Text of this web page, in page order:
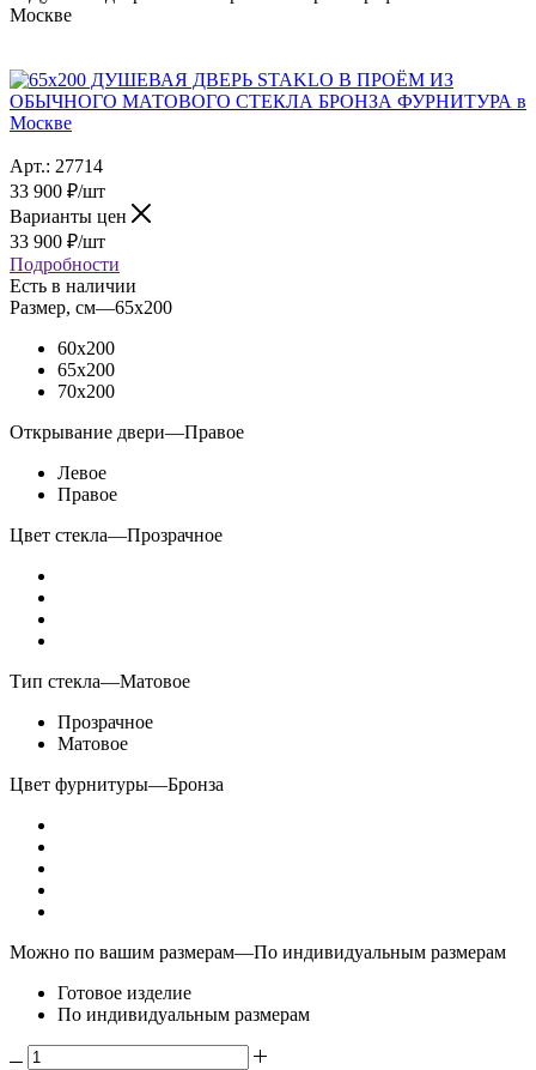
Москве
Арт.: 27714
33 900 ₽/шт
Варианты цен
33 900 ₽/шт
Подробности
Есть в наличии
Размер, см—65x200
60x200
65x200
70x200
Открывание двери—Правое
Левое
Правое
Цвет стекла—Прозрачное
Тип стекла—Матовое
Прозрачное
Матовое
Цвет фурнитуры—Бронза
Можно по вашим размерам—По индивидуальным размерам
Готовое изделие
По индивидуальным размерам